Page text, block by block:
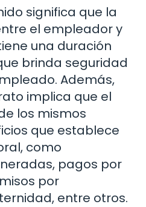
significa que la
el empleador y
una duración
brinda seguridad
Además,
implica que el
los mismos
que establece
como
pagos por
por
entre otros.